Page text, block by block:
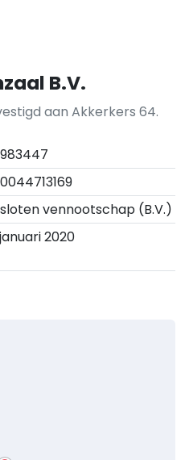
B.V.
aan Akkerkers 64.
vennootschap (B.V.)
2020